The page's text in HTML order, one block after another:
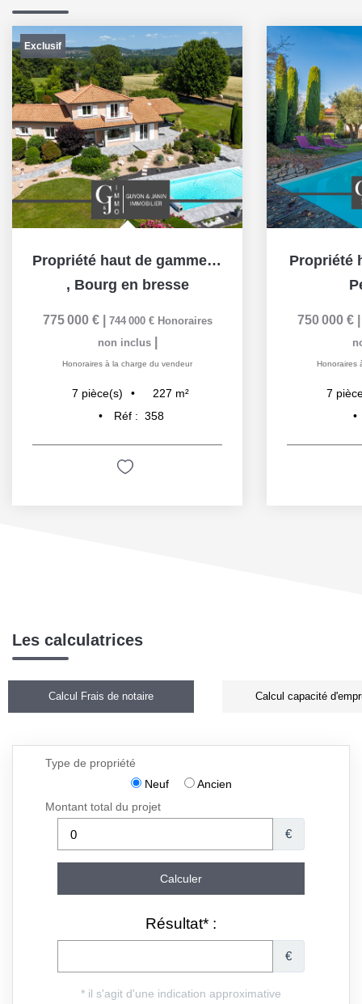
Exclusif
Propriété haut de gamme 227 m2 - Terrain 5055m²
, Bourg en bresse
775 000 € 744 000 € Honoraires
non inclus
Honoraires à la charge du vendeur
7 pièce(s) 227 m²
Réf : 358
Propriété
750 000 €
Honoraires
7
Les calculatrices
Calcul Frais de notaire Calcul capacité